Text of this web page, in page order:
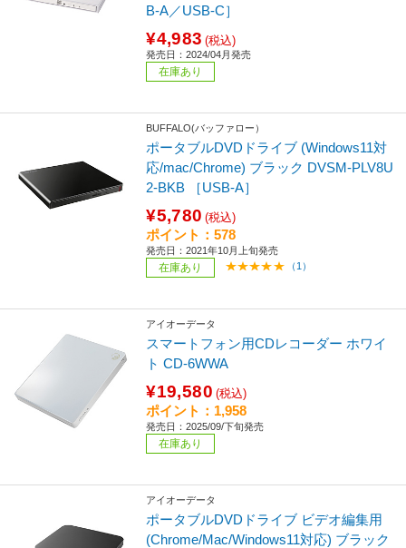
B-A／USB-C］
¥4,983 (税込)
発売日：2024/04月発売
在庫あり
BUFFALO(バッファロー）
ポータブルDVDドライブ (Windows11対
応/mac/Chrome) ブラック DVSM-PLV8U
2-BKB ［USB-A］
¥5,780 (税込)
ポイント：578
発売日：2021年10月上旬発売
在庫あり （1）
アイオーデータ
スマートフォン用CDレコーダー ホワイ
ト CD-6WWA
¥19,580 (税込)
ポイント：1,958
発売日：2025/09/下旬発売
在庫あり
アイオーデータ
ポータブルDVDドライブ ビデオ編集用
(Chrome/Mac/Windows11対応) ブラック